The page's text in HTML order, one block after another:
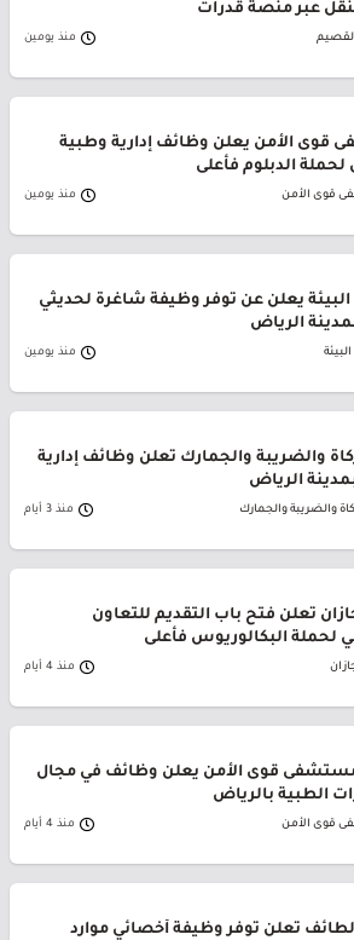
عبر منصة قدرات
منذ يومين
قوى الأمن يعلن وظائف إدارية وطبية
لحملة الدبلوم فأعلى
قوى الأمن منذ يومين
يعلن عن توفر وظيفة شاغرة لحديثي
الرياض
منذ يومين
والضريبة والجمارك تعلن وظائف إدارية
الرياض
والضريبة والجمارك منذ 3 أيام
تعلن فتح باب التقديم للتعاون
لحملة البكالوريوس فأعلى
منذ 4 أيام
مستشفى قوى الأمن يعلن وظائف في مجال
الطبية بالرياض
قوى الأمن منذ 4 أيام
تعلن توفر وظيفة أخصائي موارد